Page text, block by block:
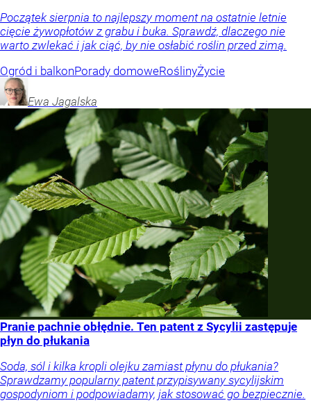
Początek sierpnia to najlepszy moment na ostatnie letnie
cięcie żywopłotów z grabu i buka. Sprawdź, dlaczego nie
warto zwlekać i jak ciąć, by nie osłabić roślin przed zimą.
Ogród i balkonPorady domoweRoślinyŻycie
Ewa Jagalska
Pranie pachnie obłędnie. Ten patent z Sycylii zastępuje
płyn do płukania
Soda, sól i kilka kropli olejku zamiast płynu do płukania?
Sprawdzamy popularny patent przypisywany sycylijskim
gospodyniom i podpowiadamy, jak stosować go bezpiecznie.